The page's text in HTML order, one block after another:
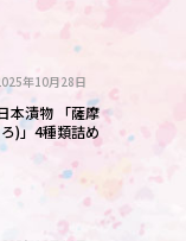
年10月28日
本漬物 「薩摩
)」4種類詰め